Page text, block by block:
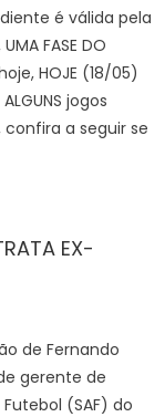
é válida pela
FASE DO
HOJE (18/05)
jogos
confira a seguir se
EX-
de Fernando
gerente de
(SAF) do